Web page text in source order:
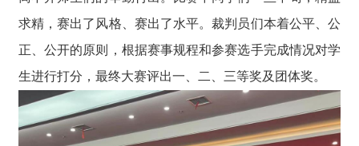
求精，赛出了风格、赛出了水平。裁判员们本着公平、公
正、公开的原则，根据赛事规程和参赛选手完成情况对学
生进行打分，最终大赛评出一、二、三等奖及团体奖。